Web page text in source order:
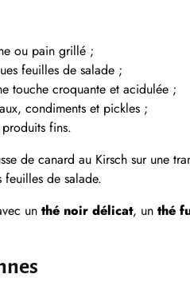
ou pain grillé ;
feuilles de salade ;
touche croquante et acidulée ;
condiments et pickles ;
fins.
de canard au Kirsch sur une
de salade.
un thé noir délicat, un thé